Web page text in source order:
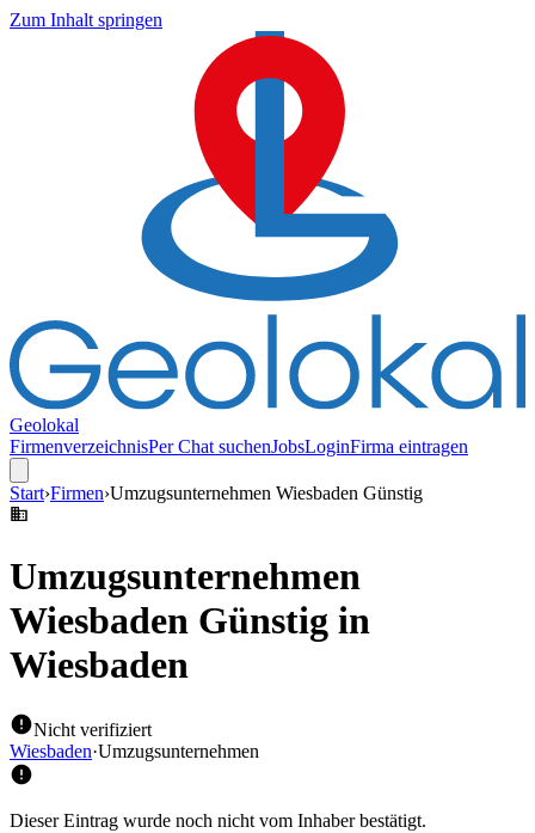
Zum Inhalt springen
Geolokal
FirmenverzeichnisPer Chat suchenJobsLoginFirma eintragen
Start›Firmen›Umzugsunternehmen Wiesbaden Günstig
Umzugsunternehmen
Wiesbaden Günstig in
Wiesbaden
Nicht verifiziert
Wiesbaden·Umzugsunternehmen
Dieser Eintrag wurde noch nicht vom Inhaber bestätigt.